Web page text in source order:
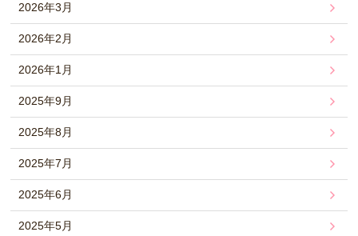
2026年3月
2026年2月
2026年1月
2025年9月
2025年8月
2025年7月
2025年6月
2025年5月